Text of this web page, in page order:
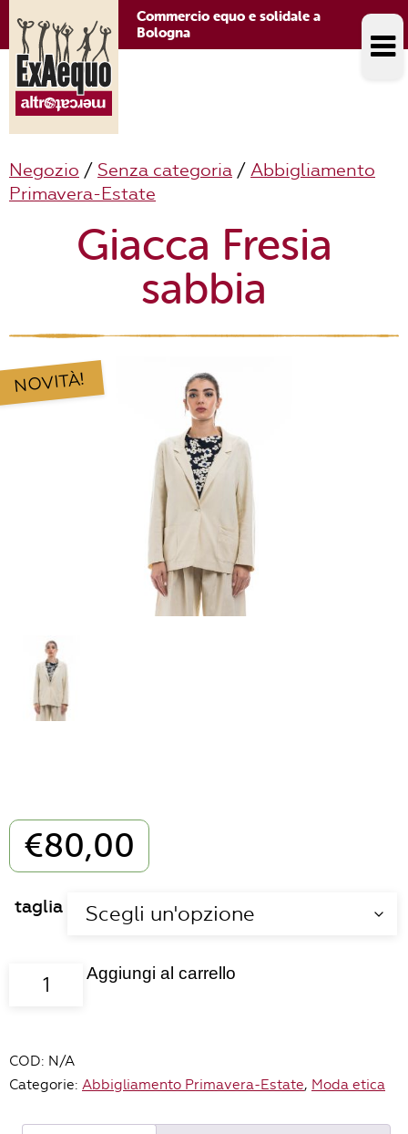
Commercio equo e solidale a
Bologna
Negozio / Senza categoria / Abbigliamento
Primavera-Estate
Giacca Fresia
sabbia
NOVITÀ!
€80,00
taglia
Giacca
Fresia
Aggiungi al carrello
COD: N/A
Categorie: Abbigliamento Primavera-Estate, Moda etica